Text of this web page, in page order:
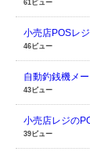
61ビュー
小売店POSレ
46ビュー
自動釣銭機メ
43ビュー
小売店レジの
39ビュー